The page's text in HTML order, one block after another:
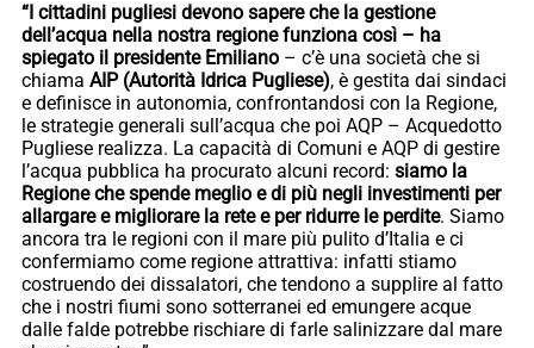
“I cittadini pugliesi devono sapere che la gestione
dell’acqua nella nostra regione funziona così – ha
spiegato il presidente Emiliano – c’è una società che si
chiama AIP (Autorità Idrica Pugliese), è gestita dai sindaci
e definisce in autonomia, confrontandosi con la Regione,
le strategie generali sull’acqua che poi AQP – Acquedotto
Pugliese realizza. La capacità di Comuni e AQP di gestire
l’acqua pubblica ha procurato alcuni record: siamo la
Regione che spende meglio e di più negli investimenti per
allargare e migliorare la rete e per ridurre le perdite. Siamo
ancora tra le regioni con il mare più pulito d’Italia e ci
confermiamo come regione attrattiva: infatti stiamo
costruendo dei dissalatori, che tendono a supplire al fatto
che i nostri fiumi sono sotterranei ed emungere acque
dalle falde potrebbe rischiare di farle salinizzare dal mare